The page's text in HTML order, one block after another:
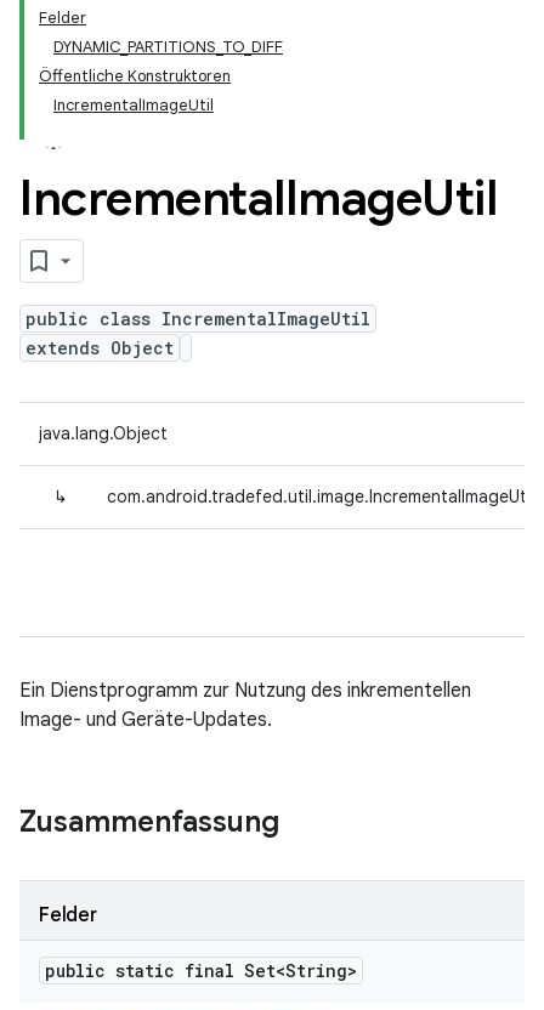
Felder
DYNAMIC_PARTITIONS_TO_DIFF
Öffentliche Konstruktoren
IncrementalImageUtil
IncrementalImageUtil
public class IncrementalImageUtil
extends Object
java.lang.Object
↳ com.android.tradefed.util.image.IncrementalImageUtil
Ein Dienstprogramm zur Nutzung des inkrementellen
Image- und Geräte-Updates.
Zusammenfassung
Felder
public static final Set<String>